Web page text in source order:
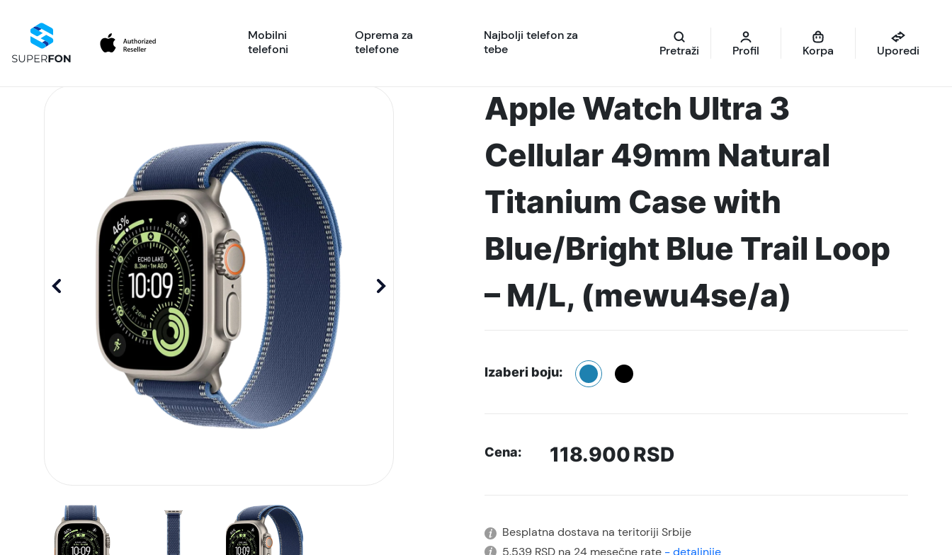
Mobilni
telefoni
Oprema za
telefone
Najbolji telefon za
tebe
Pretraži Profil Korpa Uporedi
Apple Watch Ultra 3
Cellular 49mm Natural
Titanium Case with
Blue/Bright Blue Trail Loop
– M/L, (mewu4se/a)
Izaberi boju:
Cena: 118.900RSD
Besplatna dostava na teritoriji Srbije
5.539 RSD na 24 mesečne rate- detaljnije